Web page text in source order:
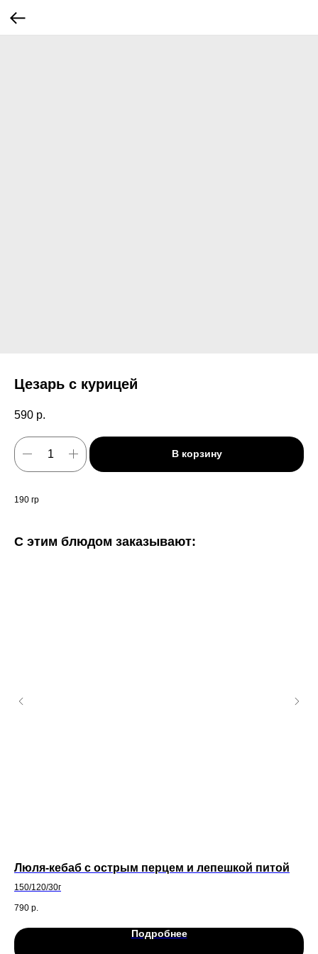
Цезарь с курицей
590 р.
В корзину
190 гр
С этим блюдом заказывают:
Люля-кебаб с острым перцем и лепешкой питой
150/120/30г
790 р.
Подробнее